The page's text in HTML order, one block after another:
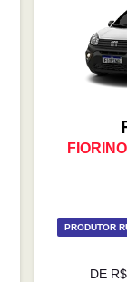
PRODUTOR
DE